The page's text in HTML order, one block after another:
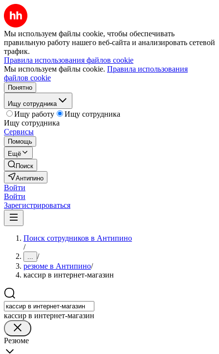
Мы используем файлы cookie, чтобы обеспечивать
правильную работу нашего веб-сайта и анализировать сетевой
трафик.
Правила использования файлов cookie
Мы используем файлы cookie. Правила использования
файлов cookie
Понятно
Ищу сотрудника
Ищу работу
Ищу сотрудника
Ищу сотрудника
Сервисы
Помощь
Ещё
Поиск
Антипино
Войти
Войти
Зарегистрироваться
Поиск сотрудников в Антипино
/
... /
резюме в Антипино/
кассир в интернет-магазин
кассир в интернет-магазин
Резюме